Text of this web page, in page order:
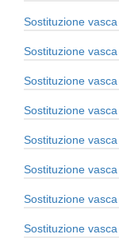
Sostituzione
Sostituzione
Sostituzione
Sostituzione
Sostituzione
Sostituzione
Sostituzione
Sostituzione